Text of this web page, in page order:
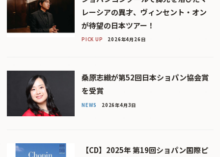
レーシアの異才、ヴィンセント・オン
が待望の日本ツアー！
PICK UP 2026年4月26日
桑原志織が第52回日本ショパン協会賞
を受賞
NEWS 2026年4月3日
【CD】2025年 第19回ショパン国際ピ